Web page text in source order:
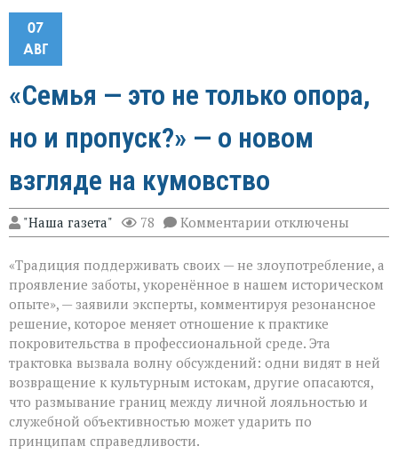
07
АВГ
«Семья — это не только опора,
но и пропуск?» — о новом
взгляде на кумовство
"Наша газета" 78 Комментарии к
записи
не
только
но
и
пропуск?» — о
новом
взгляде
на
кумовство
отключены
«Традиция поддерживать своих — не злоупотребление, а
проявление заботы, укоренённое в нашем историческом
опыте», — заявили эксперты, комментируя резонансное
решение, которое меняет отношение к практике
покровительства в профессиональной среде. Эта
трактовка вызвала волну обсуждений: одни видят в ней
возвращение к культурным истокам, другие опасаются,
что размывание границ между личной лояльностью и
служебной объективностью может ударить по
принципам справедливости.